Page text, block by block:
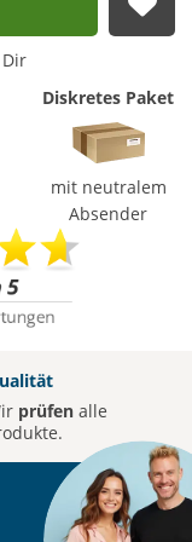
Diskretes Paket
mit neutralem
Absender
prüfen alle